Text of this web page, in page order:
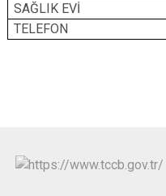
SAĞLIK EVİ
TELEFON